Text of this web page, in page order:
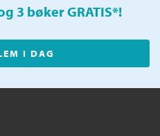
3 bøker GRATIS*!
I DAG